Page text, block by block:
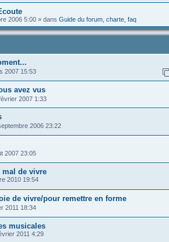
2006 5:00 » dans Guide du forum, charte, faq
2007 15:53
avez vus
2007 1:33
2006 23:22
2007 23:05
mal de vivre
2010 19:54
de vivre/pour remettre en forme
2011 18:34
musicales
2011 4:29